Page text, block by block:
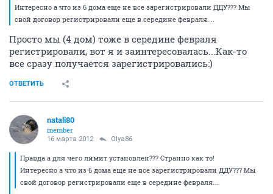
Интересно а что из 6 дома еще не все зарегистрировали ДДУ??? Мы
свой договор регистрировали еще в середине февраля....
Просто мы (4 дом) тоже в середине февраля
регистрировали, вот я и заинтересовалась...Как-то
все сразу получается зарегистрировались:)
ОТВЕТИТЬ
natali80
member
16 марта 2012 Olya86
Правда а для чего лимит установлен??? Странно как то!
Интересно а что из 6 дома еще не все зарегистрировали ДДУ??? Мы
свой договор регистрировали еще в середине февраля....